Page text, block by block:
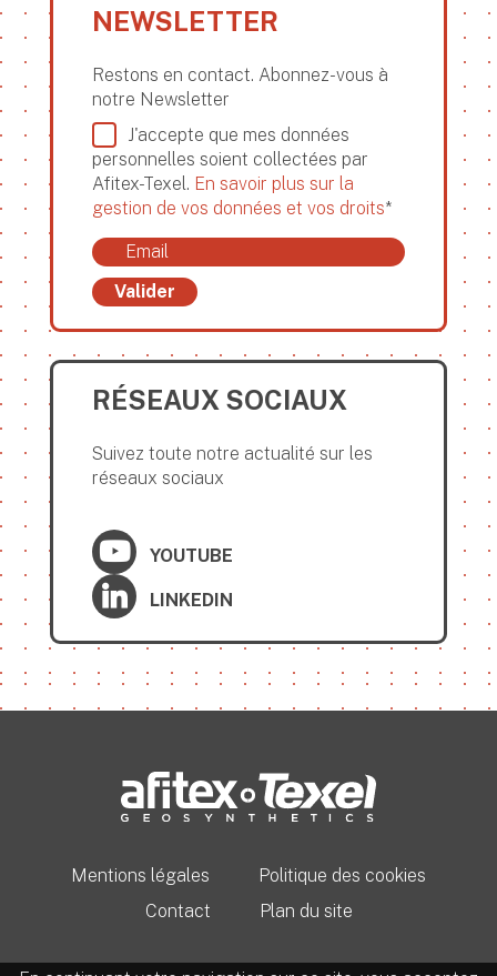
NEWSLETTER
Restons en contact. Abonnez-vous à
notre Newsletter
J'accepte que mes données
personnelles soient collectées par
Afitex-Texel. En savoir plus sur la
gestion de vos données et vos droits*
Valider
RÉSEAUX SOCIAUX
Suivez toute notre actualité sur les
réseaux sociaux
YOUTUBE
LINKEDIN
Mentions légales
Politique des cookies
Contact
Plan du site